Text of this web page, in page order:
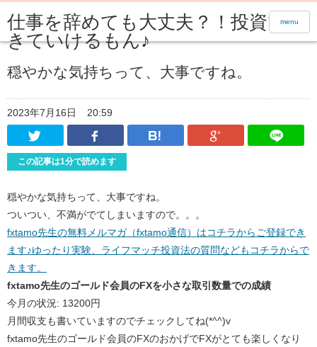
仕事を辞めても大丈夫？！投資で生
きていけるもん♪
menu
穏やかな気持ちって、大事ですね。
2023年7月16日
20:59
Twitter
Facebook はてなブックマーク
Google
この記事は1分で読めます
穏やかな気持ちって、大事ですね。
ついつい、不満がでてしまいますので。。。
fxtamo先生の無料メルマガ（fxtamo通信）はコチラからご登録でき
ます♪ゆったり実験、ライフマッチ投資法の質問などもコチラからで
きます。
fxtamo先生のゴールド会員のFXを小さな取引数量での成績
今月の状況: 13200円
月間収支も書いていますのでチェックしてね(*^^)v
fxtamo先生のゴールド会員のFXのおかげでFXがとても楽しくなり